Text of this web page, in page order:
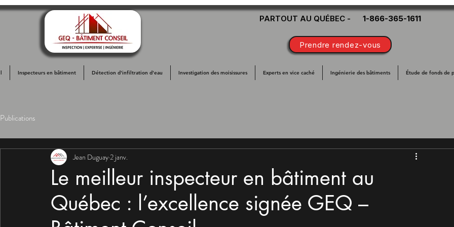
PARTOUT AU QUÉBEC - 1-866-365-1611
Prendre rendez-vous
Inspecteurs en bâtiment Détection d'infiltration d'eau Investigation des moisissures Experts en vice caché Ingénierie des bâtiments Étude de fonds de
Publications
Le meilleur inspecteur en bâtiment au
Québec : l’excellence signée GEQ –
Jean Duguay 2 janv.